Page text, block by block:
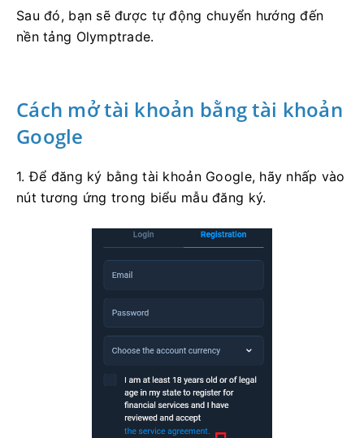
Sau đó, bạn sẽ được tự động chuyển hướng đến
nền tảng Olymptrade.
Cách mở tài khoản bằng tài khoản
Google
1. Để đăng ký bằng tài khoản Google, hãy nhấp vào
nút tương ứng trong biểu mẫu đăng ký.